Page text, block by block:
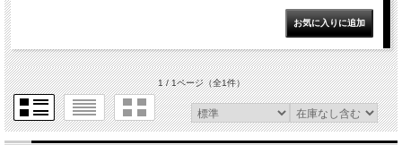
1 / 1ページ（全1件）